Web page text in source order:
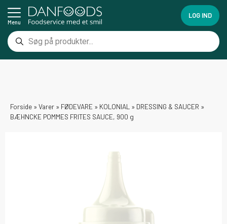
Menu
LOG IND
Forside » Varer » FØDEVARE » KOLONIAL » DRESSING & SAUCER »
BÆHNCKE POMMES FRITES SAUCE, 900 g